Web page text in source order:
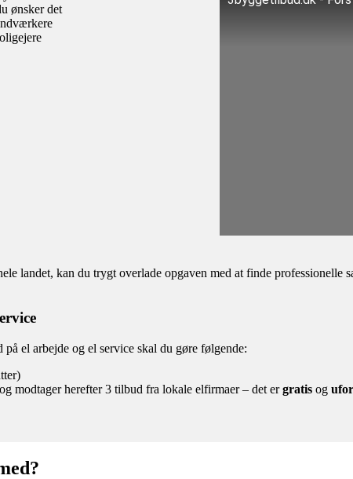
ønsker det
landet, kan du trygt overlade opgaven med at finde professionelle
el arbejde og el service skal du gøre følgende:
modtager herefter 3 tilbud fra lokale elfirmaer – det ergratis og